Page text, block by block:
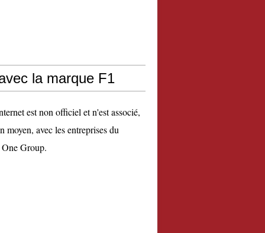
la marque F1
est non officiel et n'est associé,
moyen, avec les entreprises du
Group.